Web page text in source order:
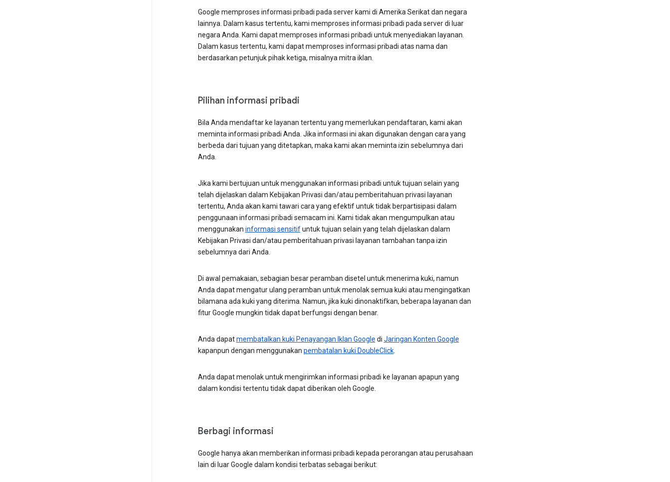
Google memproses informasi pribadi pada server kami di Amerika Serikat dan negara
lainnya. Dalam kasus tertentu, kami memproses informasi pribadi pada server di luar
negara Anda. Kami dapat memproses informasi pribadi untuk menyediakan layanan.
Dalam kasus tertentu, kami dapat memproses informasi pribadi atas nama dan
berdasarkan petunjuk pihak ketiga, misalnya mitra iklan.
Pilihan informasi pribadi
Bila Anda mendaftar ke layanan tertentu yang memerlukan pendaftaran, kami akan
meminta informasi pribadi Anda. Jika informasi ini akan digunakan dengan cara yang
berbeda dari tujuan yang ditetapkan, maka kami akan meminta izin sebelumnya dari
Anda.
Jika kami bertujuan untuk menggunakan informasi pribadi untuk tujuan selain yang
telah dijelaskan dalam Kebijakan Privasi dan/atau pemberitahuan privasi layanan
tertentu, Anda akan kami tawari cara yang efektif untuk tidak berpartisipasi dalam
penggunaan informasi pribadi semacam ini. Kami tidak akan mengumpulkan atau
menggunakan informasi sensitifuntuk tujuan selain yang telah dijelaskan dalam
Kebijakan Privasi dan/atau pemberitahuan privasi layanan tambahan tanpa izin
sebelumnya dari Anda.
Di awal pemakaian, sebagian besar peramban disetel untuk menerima kuki, namun
Anda dapat mengatur ulang peramban untuk menolak semua kuki atau mengingatkan
bilamana ada kuki yang diterima. Namun, jika kuki dinonaktifkan, beberapa layanan dan
fitur Google mungkin tidak dapat berfungsi dengan benar.
Anda dapatmembatalkan kuki Penayangan Iklan Google di Jaringan Konten Google
kapanpun dengan menggunakan pembatalan kuki DoubleClick.
Anda dapat menolak untuk mengirimkan informasi pribadi ke layanan apapun yang
dalam kondisi tertentu tidak dapat diberikan oleh Google.
Berbagi informasi
Google hanya akan memberikan informasi pribadi kepada perorangan atau perusahaan
lain di luar Google dalam kondisi terbatas sebagai berikut: